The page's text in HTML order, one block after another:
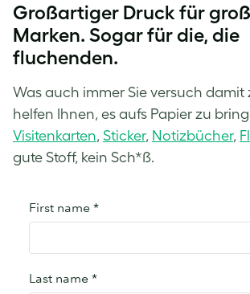
Großartiger Druck für
Marken. Sogar für die, die
fluchenden.
Was auch immer Sie versuch damit
helfen Ihnen, es aufs Papier zu
Visitenkarten, Sticker, Notizbücher,
gute Stoff, kein Sch*ß.